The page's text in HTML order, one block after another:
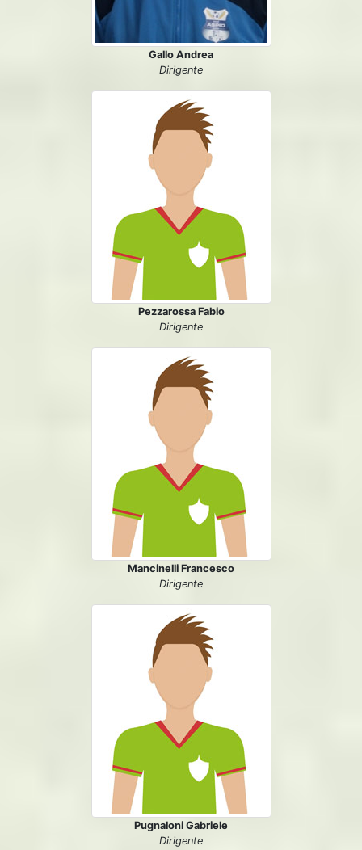
Gallo Andrea
Dirigente
Pezzarossa Fabio
Dirigente
Mancinelli Francesco
Dirigente
Pugnaloni Gabriele
Dirigente